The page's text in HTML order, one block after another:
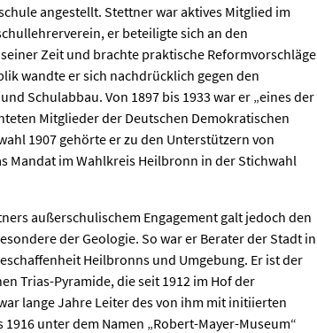
angestellt. Stettner war aktives Mitglied im
er beteiligte sich an den
Zeit und brachte praktische Reformvorschläge
wandte er sich nachdrücklich gegen den
Schulabbau. Von 1897 bis 1933 war er „eines der
Mitglieder der Deutschen Demokratischen
1907 gehörte er zu den Unterstützern von
Mandat im Wahlkreis Heilbronn in der Stichwahl
außerschulischem Engagement galt jedoch den
der Geologie. So war er Berater der Stadt in
Heilbronns und Umgebung. Er ist der
Trias-Pyramide, die seit 1912 im Hof der
lange Jahre Leiter des von ihm mit initiierten
unter dem Namen „Robert-Mayer-Museum“